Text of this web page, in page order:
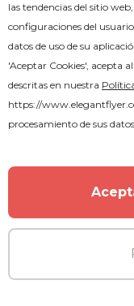
las tendencias del sitio
configuraciones del
datos de uso de su
'Aceptar Cookies', acepta
descritas en nuestra
https://
procesamiento de sus